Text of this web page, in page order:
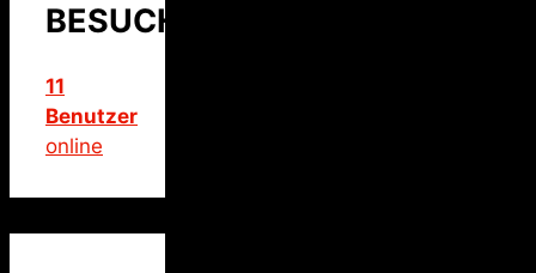
BESUCHER
11
Benutzer
online